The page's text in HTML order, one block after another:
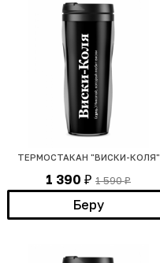
ТЕРМОСТАКАН "ВИСКИ-КОЛЯ"
1 390 ₽ 1 590₽
Беру